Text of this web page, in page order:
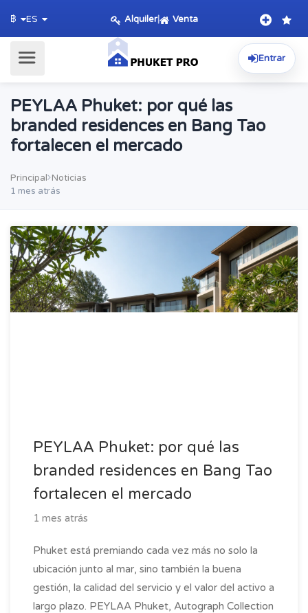
฿ ES Alquiler| Venta
Entrar
PEYLAA Phuket: por qué las
branded residences en Bang Tao
fortalecen el mercado
Principal
Noticias
1 mes atrás
PEYLAA Phuket: por qué las
branded residences en Bang Tao
fortalecen el mercado
1 mes atrás
Phuket está premiando cada vez más no solo la
ubicación junto al mar, sino también la buena
gestión, la calidad del servicio y el valor del activo a
largo plazo. PEYLAA Phuket, Autograph Collection